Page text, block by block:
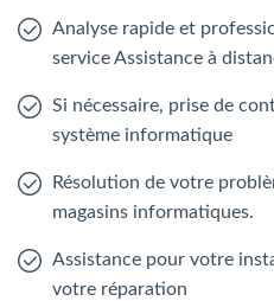
Analyse rapide et
service Assistance à
Si nécessaire, prise de
système informatique
Résolution de votre
magasins informatiques.
Assistance pour votre
votre réparation